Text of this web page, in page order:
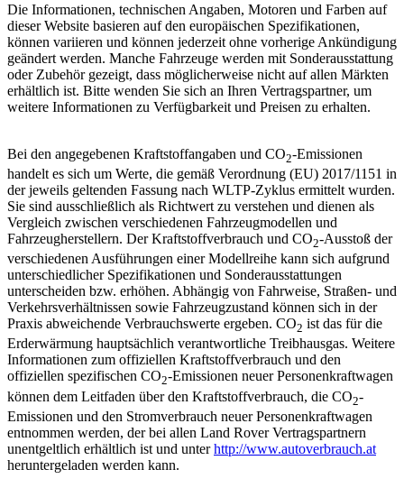
Die Informationen, technischen Angaben, Motoren und Farben auf
dieser Website basieren auf den europäischen Spezifikationen,
können variieren und können jederzeit ohne vorherige Ankündigung
geändert werden. Manche Fahrzeuge werden mit Sonderausstattung
oder Zubehör gezeigt, dass möglicherweise nicht auf allen Märkten
erhältlich ist. Bitte wenden Sie sich an Ihren Vertragspartner, um
weitere Informationen zu Verfügbarkeit und Preisen zu erhalten.
Bei den angegebenen Kraftstoffangaben und CO2-Emissionen
handelt es sich um Werte, die gemäß Verordnung (EU) 2017/1151 in
der jeweils geltenden Fassung nach WLTP-Zyklus ermittelt wurden.
Sie sind ausschließlich als Richtwert zu verstehen und dienen als
Vergleich zwischen verschiedenen Fahrzeugmodellen und
Fahrzeugherstellern. Der Kraftstoffverbrauch und CO2-Ausstoß der
verschiedenen Ausführungen einer Modellreihe kann sich aufgrund
unterschiedlicher Spezifikationen und Sonderausstattungen
unterscheiden bzw. erhöhen. Abhängig von Fahrweise, Straßen- und
Verkehrsverhältnissen sowie Fahrzeugzustand können sich in der
Praxis abweichende Verbrauchswerte ergeben. CO2 ist das für die
Erderwärmung hauptsächlich verantwortliche Treibhausgas. Weitere
Informationen zum offiziellen Kraftstoffverbrauch und den
offiziellen spezifischen CO2-Emissionen neuer Personenkraftwagen
können dem Leitfaden über den Kraftstoffverbrauch, die CO2-
Emissionen und den Stromverbrauch neuer Personenkraftwagen
entnommen werden, der bei allen Land Rover Vertragspartnern
unentgeltlich erhältlich ist und unterhttp://www.autoverbrauch.at
heruntergeladen werden kann.